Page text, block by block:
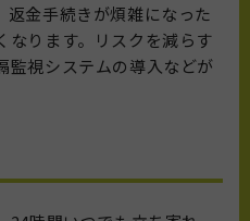
返金手続きが煩雑になった
なります。リスクを減らす
監視システムの導入などが